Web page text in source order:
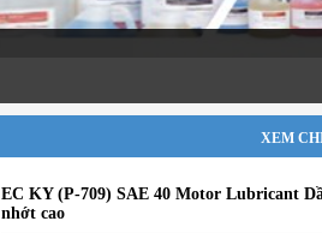
XEM
EC KY (P-709) SAE 40 Motor Lubricant
nhớt cao